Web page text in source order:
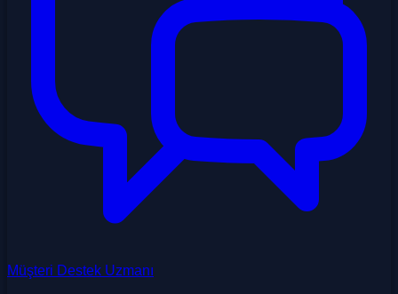
Müşteri Destek Uzmanı